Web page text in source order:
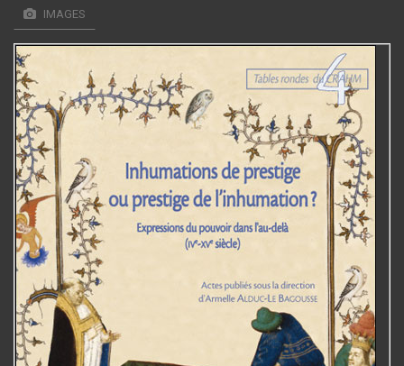
IMAGES